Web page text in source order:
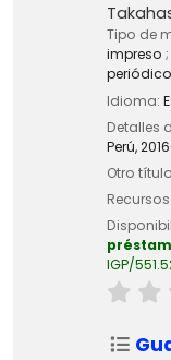
Tipo de
impreso
periódico
Idioma:
Detalles
Perú,
Otro
IGP/